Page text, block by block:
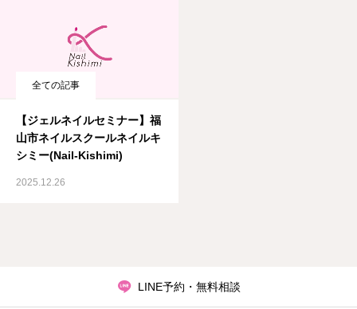
全ての記事
【ジェルネイルセミナー】福
山市ネイルスクールネイルキ
シミー(Nail-Kishimi)
2025.12.26
LINE予約・無料相談